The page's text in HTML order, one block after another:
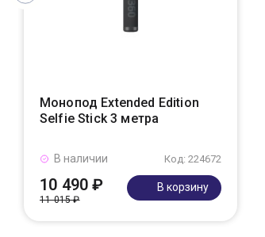
Монопод Extended Edition
Selfie Stick 3 метра
Код: 224672
В наличии
10 490 ₽
11 015 ₽
В корзину